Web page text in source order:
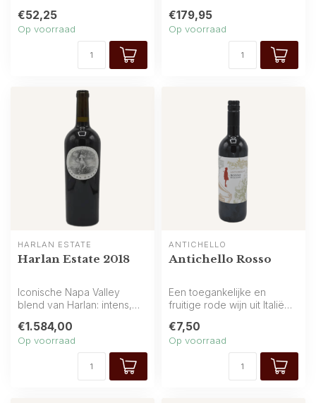
€52,25
Op voorraad
kruid...
€179,95
Op voorraad
HARLAN ESTATE
Harlan Estate 2018
Iconische Napa Valley
blend van Harlan: intens,
cassi...
€1.584,00
Op voorraad
ANTICHELLO
Antichello Rosso
Een toegankelijke en
fruitige rode wijn uit Italië
van rod...
€7,50
Op voorraad